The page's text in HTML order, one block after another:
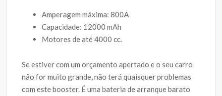
Amperagem máxima: 800A
Capacidade: 12000 mAh
Motores de até 4000 cc.
Se estiver com um orçamento apertado e o seu carro
não for muito grande, não terá quaisquer problemas
com este booster. É uma bateria de arranque barato